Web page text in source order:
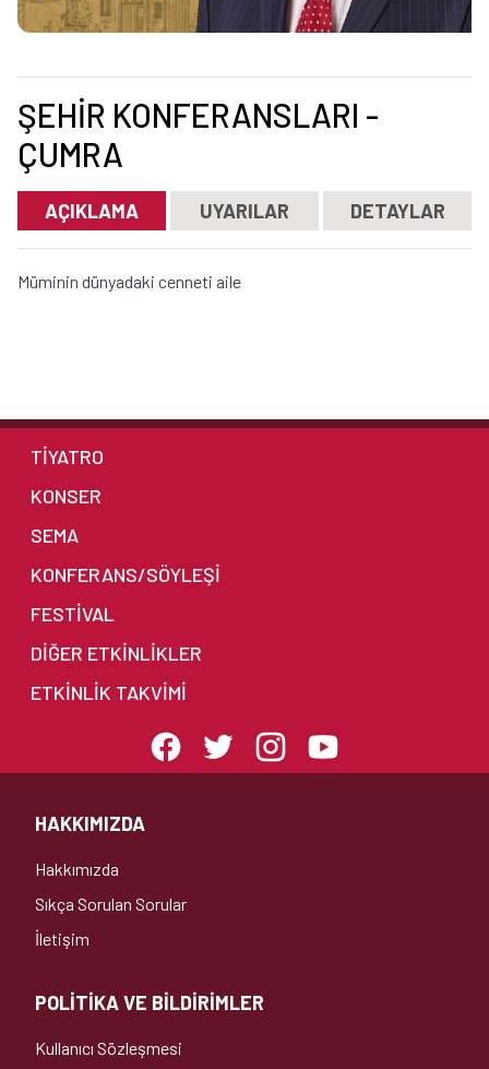
ŞEHIR KONFERANSLARI -
ÇUMRA
AÇIKLAMA UYARILAR DETAYLAR
Müminin dünyadaki cenneti aile
TİYATRO
KONSER
SEMA
KONFERANS/SÖYLEŞİ
FESTİVAL
DIĞER ETKINLIKLER
ETKINLIK TAKVIMI
HAKKIMIZDA
Hakkımızda
Sıkça Sorulan Sorular
İletişim
POLİTİKA VE BİLDİRİMLER
Kullanıcı Sözleşmesi